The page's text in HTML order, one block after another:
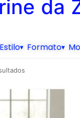
da
Estilo▾ Formato▾